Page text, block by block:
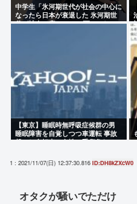
中学生「氷河期世代が社会の中心に
なったら日本が衰退した 氷河期世
代が社会の癌！」Xで1万いいね
【東京】睡眠時無呼吸症候群の男
睡眠障害を自覚しつつ車運転 事故
起こし自転車の女性に重傷負わせ…
1 : 2021/11/07(日) 12:37:30.816 ID:DH8kZXcW0
オタクが騒いでただけ